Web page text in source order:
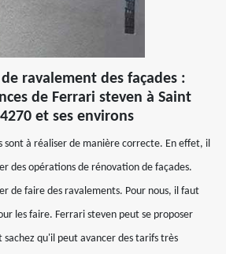
ravalement des façades :
de Ferrari steven à Saint
et ses environs
sont à réaliser de manière correcte. En effet, il
des opérations de rénovation de façades.
de faire des ravalements. Pour nous, il faut
les faire. Ferrari steven peut se proposer
qu'il peut avancer des tarifs très